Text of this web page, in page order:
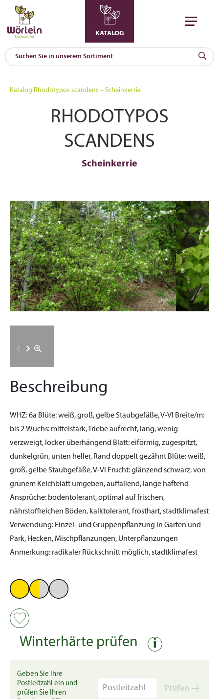
KATALOG
Katalog Rhodotypos scandens – Scheinkerrie
RHODOTYPOS
SCANDENS
Scheinkerrie
Beschreibung
WHZ:6a Blüte:weiß, groß, gelbe Staubgefäße, V-VI Breite/m:
bis 2Wuchs: mittelstark, Triebe aufrecht, lang, wenig
verzweigt, locker überhängend Blatt:eiförmig, zugespitzt,
dunkelgrün, unten heller, Rand doppelt gezähnt Blüte:weiß,
groß, gelbe Staubgefäße, V-VI Frucht:glänzend schwarz, von
grünem Kelchblatt umgeben, auffallend, lange haftend
Ansprüche: bodentolerant, optimal auf frischen,
nährstoffreichen Böden, kalktolerant, frosthart, stadtklimafest
Verwendung: Einzel- und Gruppenpflanzung in Garten und
Park, Hecken, Mischpflanzungen, Unterpflanzungen
Anmerkung: radikaler Rückschnitt möglich, stadtklimafest
Winterhärte prüfen i
Geben Sie Ihre
Postleitzahl ein und
prüfen Sie Ihren
Prüfen